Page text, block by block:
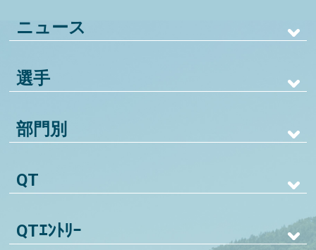
ニュース
選手
部門別
QT
QTｴﾝﾄﾘｰ